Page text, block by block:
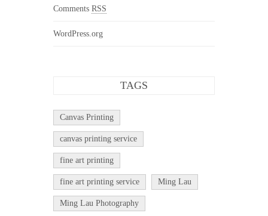
Comments RSS
WordPress.org
TAGS
Canvas Printing
canvas printing service
fine art printing
fine art printing service Ming Lau
Ming Lau Photography